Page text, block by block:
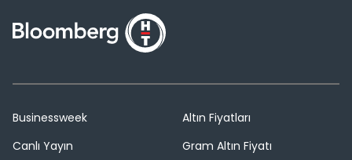
Businessweek
Canlı Yayın
Altın Fiyatları
Gram Altın Fiyatı